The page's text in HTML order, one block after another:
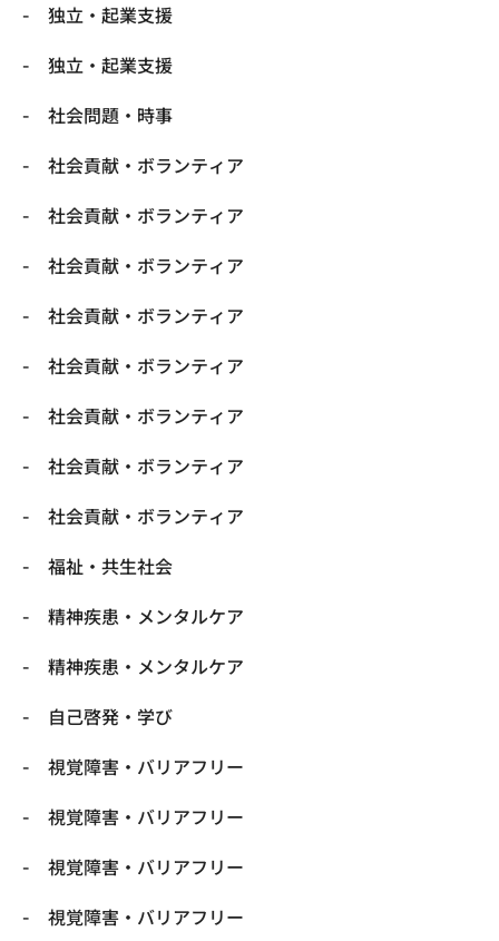
独立・起業支援
独立・起業支援
社会問題・時事
社会貢献・ボランティア
社会貢献・ボランティア
社会貢献・ボランティア
社会貢献・ボランティア
社会貢献・ボランティア
社会貢献・ボランティア
社会貢献・ボランティア
社会貢献・ボランティア
福祉・共生社会
精神疾患・メンタルケア
精神疾患・メンタルケア
自己啓発・学び
視覚障害・バリアフリー
視覚障害・バリアフリー
視覚障害・バリアフリー
視覚障害・バリアフリー